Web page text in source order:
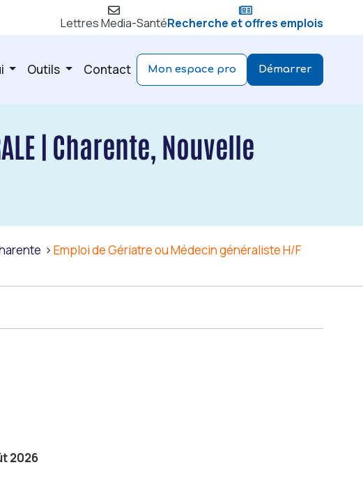
Lettres Media-SantéRecherche et offres emplois
Outils Contact Démarrer
Mon espace pro
| Charente, Nouvelle
Emploi de Gériatre ou Médecin généraliste H/F
2026